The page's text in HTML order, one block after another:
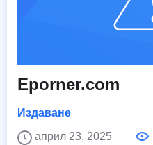
Eporner.com
Издаване
април 23, 2025